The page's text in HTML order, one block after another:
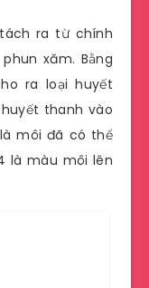
ra từ chính
xăm. Bằng
ra loại huyết
thanh vào
môi đã có thể
là màu môi lên